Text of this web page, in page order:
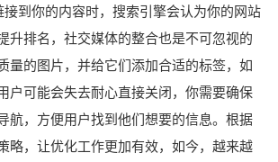
到你的内容时，搜索引擎会认为你的网站
升排名，社交媒体的整合也是不可忽视的
量的图片，并给它们添加合适的标签，如
户可能会失去耐心直接关闭，你需要确保
航，方便用户找到他们想要的信息。根据
略，让优化工作更加有效，如今，越来越